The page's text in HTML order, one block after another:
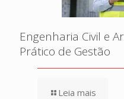
Engenharia Civil e
Prático de Gestão
Leia mais